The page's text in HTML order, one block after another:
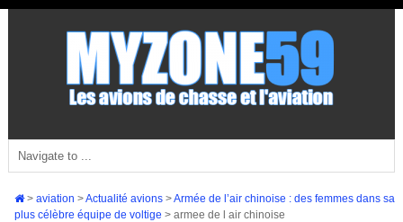
> aviation >Actualité avions>Armée de l’air chinoise : des femmes dans sa
plus célèbre équipe de voltige > armee de l air chinoise